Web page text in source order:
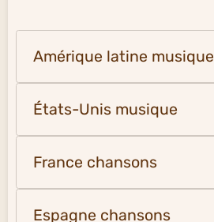
Amérique latine musique
États-Unis musique
France chansons
Espagne chansons